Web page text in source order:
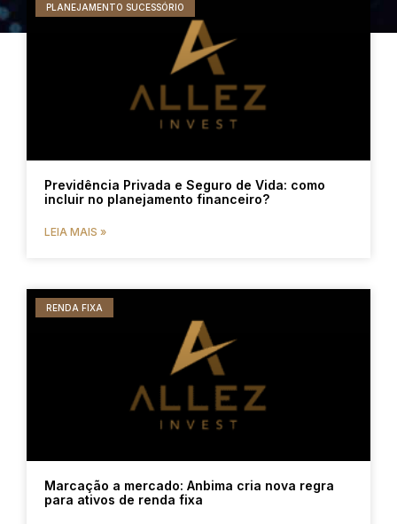
PLANEJAMENTO SUCESSÓRIO
Previdência Privada e Seguro de Vida: como
incluir no planejamento financeiro?
LEIA MAIS »
RENDA FIXA
Marcação a mercado: Anbima cria nova regra
para ativos de renda fixa